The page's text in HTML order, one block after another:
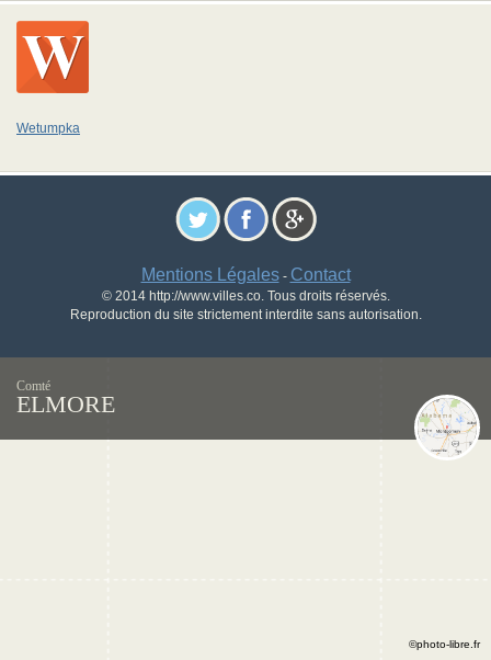
Wetumpka
Mentions Légales- Contact
© 2014 http://www.villes.co. Tous droits réservés.
Reproduction du site strictement interdite sans autorisation.
Comté
ELMORE
©photo-libre.fr